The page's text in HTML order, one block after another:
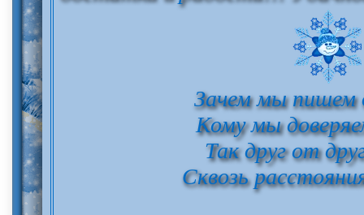
Зачем мы пишем
Кому мы
Так друг от
Сквозь